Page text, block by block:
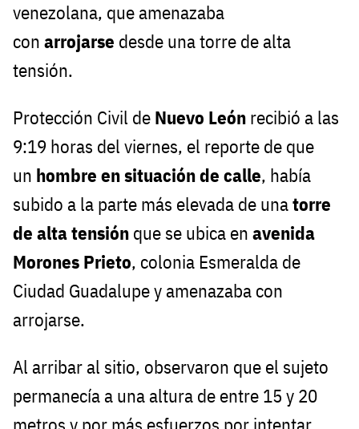
venezolana, que amenazaba
con arrojarse desde una torre de alta
tensión.
Protección Civil de Nuevo León recibió a las
9:19 horas del viernes, el reporte de que
un hombre en situación de calle, había
subido a la parte más elevada de unatorre
de alta tensión que se ubica en avenida
Morones Prieto, colonia Esmeralda de
Ciudad Guadalupe y amenazaba con
arrojarse.
Al arribar al sitio, observaron que el sujeto
permanecía a una altura de entre 15 y 20